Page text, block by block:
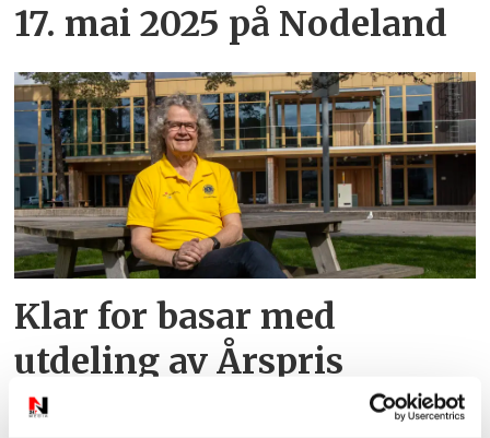
17. mai 2025 på Nodeland
Klar for basar med
utdeling av Årspris